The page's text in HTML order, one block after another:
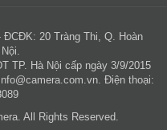
ĐCĐK: 20 Tràng Thi, Q. Hoàn
TP. Hà Nội cấp ngày 3/9/2015
info@camera.com.vn . Điện thoại:
All Rights Reserved.